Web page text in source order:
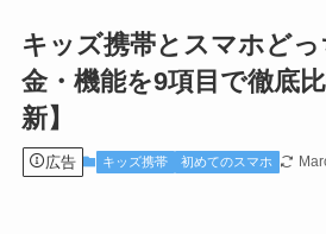
キッズ携帯とスマホど
金・機能を9項目で徹底
新】
広告 キッズ携帯 初めてのスマホ